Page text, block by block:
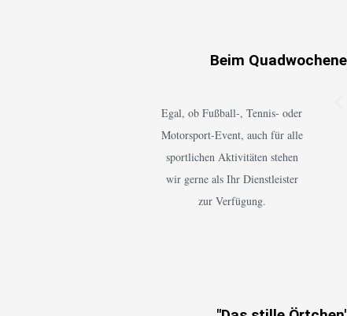
Beim
Egal, ob Fußball-, Tennis- oder
Motorsport-Event, auch für alle
sportlichen Aktivitäten stehen
wir gerne als Ihr Dienstleister
zur Verfügung.